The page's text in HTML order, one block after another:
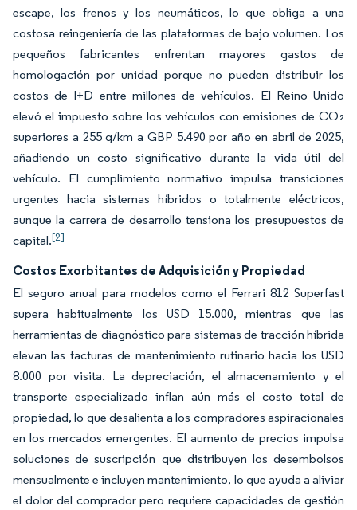
escape, los frenos y los neumáticos, lo que obliga a una
costosa reingeniería de las plataformas de bajo volumen. Los
pequeños fabricantes enfrentan mayores gastos de
homologación por unidad porque no pueden distribuir los
costos de I+D entre millones de vehículos. El Reino Unido
elevó el impuesto sobre los vehículos con emisiones de CO₂
superiores a 255 g/km a GBP 5.490 por año en abril de 2025,
añadiendo un costo significativo durante la vida útil del
vehículo. El cumplimiento normativo impulsa transiciones
urgentes hacia sistemas híbridos o totalmente eléctricos,
aunque la carrera de desarrollo tensiona los presupuestos de
capital.[2]
Costos Exorbitantes de Adquisición y Propiedad
El seguro anual para modelos como el Ferrari 812 Superfast
supera habitualmente los USD 15.000, mientras que las
herramientas de diagnóstico para sistemas de tracción híbrida
elevan las facturas de mantenimiento rutinario hacia los USD
8.000 por visita. La depreciación, el almacenamiento y el
transporte especializado inflan aún más el costo total de
propiedad, lo que desalienta a los compradores aspiracionales
en los mercados emergentes. El aumento de precios impulsa
soluciones de suscripción que distribuyen los desembolsos
mensualmente e incluyen mantenimiento, lo que ayuda a aliviar
el dolor del comprador pero requiere capacidades de gestión